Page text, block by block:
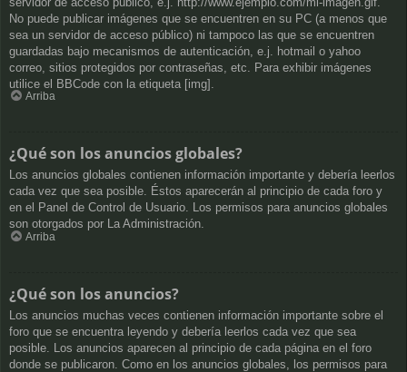
No puede publicar imágenes que se encuentren en su PC (a menos que
sea un servidor de acceso público) ni tampoco las que se encuentren
guardadas bajo mecanismos de autenticación, e.j. hotmail o yahoo
correo, sitios protegidos por contraseñas, etc. Para exhibir imágenes
utilice el BBCode con la etiqueta [img].
Arriba
¿Qué son los anuncios globales?
Los anuncios globales contienen información importante y debería leerlos
cada vez que sea posible. Éstos aparecerán al principio de cada foro y
en el Panel de Control de Usuario. Los permisos para anuncios globales
son otorgados por La Administración.
Arriba
¿Qué son los anuncios?
Los anuncios muchas veces contienen información importante sobre el
foro que se encuentra leyendo y debería leerlos cada vez que sea
posible. Los anuncios aparecen al principio de cada página en el foro
donde se publicaron. Como en los anuncios globales, los permisos para